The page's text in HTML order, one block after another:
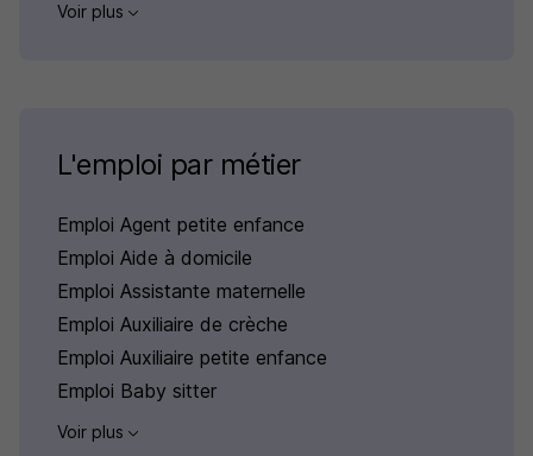
Voir plus
L'emploi par métier
Emploi Agent petite enfance
Emploi Aide à domicile
Emploi Assistante maternelle
Emploi Auxiliaire de crèche
Emploi Auxiliaire petite enfance
Emploi Baby sitter
Voir plus